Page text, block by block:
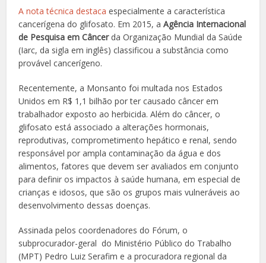
A nota técnica destaca especialmente a característica
cancerígena do glifosato. Em 2015, aAgência Internacional
de Pesquisa em Câncerda Organização Mundial da Saúde
(Iarc, da sigla em inglês) classificou a substância como
provável cancerígeno.
Recentemente, a Monsanto foi multada nos Estados
Unidos em R$ 1,1 bilhão por ter causado câncer em
trabalhador exposto ao herbicida. Além do câncer, o
glifosato está associado a alterações hormonais,
reprodutivas, comprometimento hepático e renal, sendo
responsável por ampla contaminação da água e dos
alimentos, fatores que devem ser avaliados em conjunto
para definir os impactos à saúde humana, em especial de
crianças e idosos, que são os grupos mais vulneráveis ao
desenvolvimento dessas doenças.
Assinada pelos coordenadores do Fórum, o
subprocurador-geral do Ministério Público do Trabalho
(MPT) Pedro Luiz Serafim e a procuradora regional da